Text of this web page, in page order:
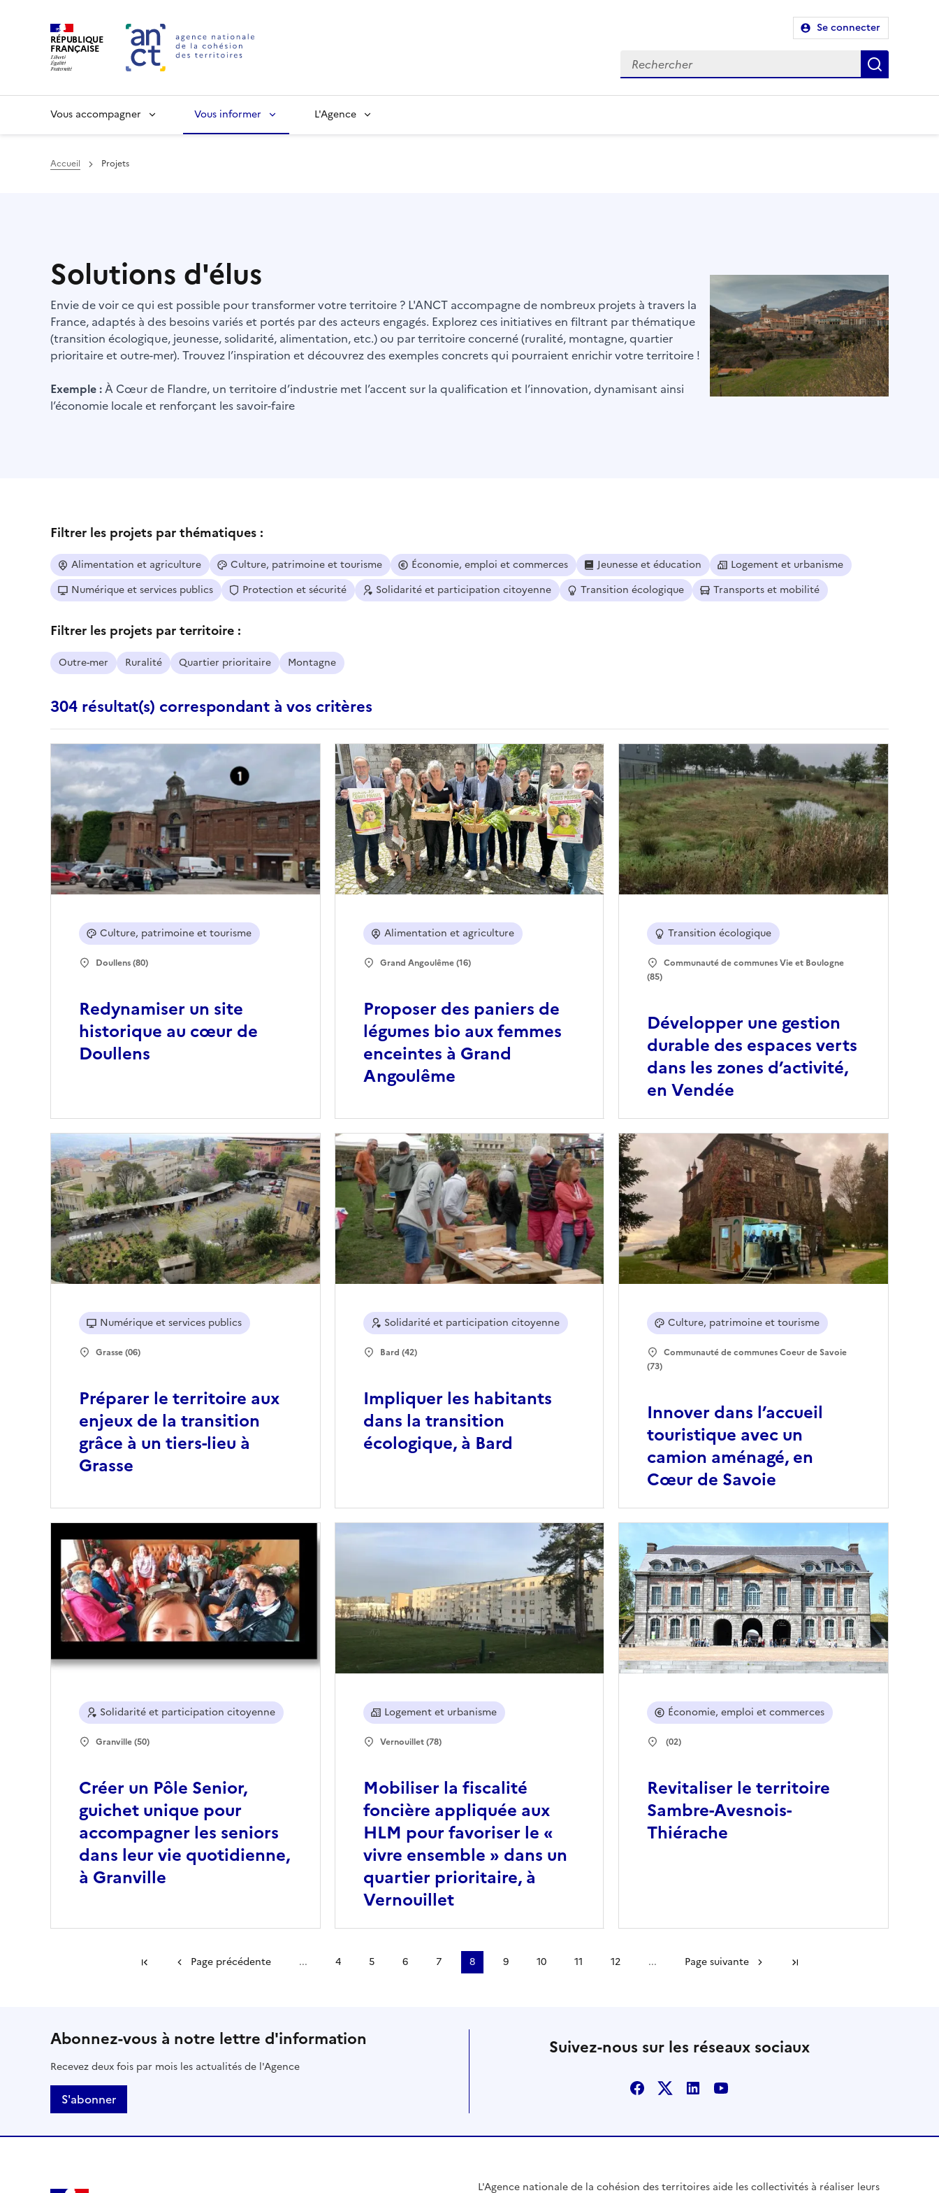
RÉPUBLIQUE
FRANÇAISE
Se connecter
Vous accompagner Vous informer L'Agence
Accueil Projets
Solutions d'élus
Envie de voir ce qui est possible pour transformer votre territoire ? L'ANCT accompagne de nombreux projets à travers la
France, adaptés à des besoins variés et portés par des acteurs engagés. Explorez ces initiatives en filtrant par thématique
(transition écologique, jeunesse, solidarité, alimentation, etc.) ou par territoire concerné (ruralité, montagne, quartier
prioritaire et outre-mer). Trouvez l’inspiration et découvrez des exemples concrets qui pourraient enrichir votre territoire !
Exemple :À Cœur de Flandre, un territoire d’industrie met l’accent sur la qualification et l’innovation, dynamisant ainsi
l’économie locale et renforçant les savoir-faire
Filtrer les projets par thématiques :
Alimentation et agriculture Culture, patrimoine et tourisme Économie, emploi et commerces Jeunesse et éducation
Logement et urbanisme
Numérique et services publics
Protection et sécurité Solidarité et participation citoyenne Transition écologique Transports et mobilité
Filtrer les projets par territoire :
Outre-mer Ruralité Quartier prioritaire Montagne
304 résultat(s) correspondant à vos critères
Redynamiser un site
historique au cœur de
Doullens
Culture, patrimoine et tourisme
Doullens (80)
Proposer des paniers de
légumes bio aux femmes
enceintes à Grand
Angoulême
Alimentation et agriculture
Grand Angoulême (16)
Développer une gestion
durable des espaces verts
dans les zones d’activité,
en Vendée
Transition écologique
Communauté de communes Vie et Boulogne
(85)
Préparer le territoire aux
enjeux de la transition
grâce à un tiers-lieu à
Grasse
Numérique et services publics
Grasse (06)
Impliquer les habitants
dans la transition
écologique, à Bard
Solidarité et participation citoyenne
Bard (42)
Innover dans l’accueil
touristique avec un
camion aménagé, en
Cœur de Savoie
Culture, patrimoine et tourisme
Communauté de communes Coeur de Savoie
(73)
Créer un Pôle Senior,
guichet unique pour
accompagner les seniors
dans leur vie quotidienne,
à Granville
Solidarité et participation citoyenne
Granville (50)
Mobiliser la fiscalité
foncière appliquée aux
HLM pour favoriser le «
vivre ensemble » dans un
quartier prioritaire, à
Vernouillet
Logement et urbanisme
Vernouillet (78)
Revitaliser le territoire
Sambre-Avesnois-
Thiérache
Économie, emploi et commerces
(02)
Première page
Page précédente ... 4 5 6 7 8 9 10 11 12 ... Page suivante
Abonnez-vous à notre lettre d'information
Recevez deux fois par mois les actualités de l'Agence
S'abonner
Suivez-nous sur les réseaux sociaux
Facebook
X LinkedinYoutube
L'Agence nationale de la cohésion des territoires aide les collectivités à réaliser leurs